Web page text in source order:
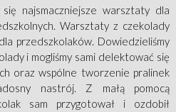
najsmaczniejsze warsztaty dla
Warsztaty z czekolady
przedszkolaków. Dowiedzieliśmy
i mogliśmy sami delektować się
oraz wspólne tworzenie pralinek
nastrój. Z małą pomocą
sam przygotował i ozdobił